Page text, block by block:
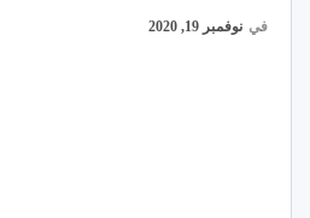
في نوفمبر 19, 2020